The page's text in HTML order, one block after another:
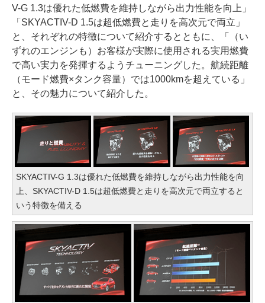
V-G 1.3は優れた低燃費を維持しながら出力性能を向上」
「SKYACTIV-D 1.5は超低燃費と走りを高次元で両立」
と、それぞれの特徴について紹介するとともに、「（い
ずれのエンジンも）お客様が実際に使用される実用燃費
で高い実力を発揮するようチューニングした。航続距離
（モード燃費×タンク容量）では1000kmを超えている」
と、その魅力について紹介した。
SKYACTIV-G 1.3は優れた低燃費を維持しながら出力性能を向
上、SKYACTIV-D 1.5は超低燃費と走りを高次元で両立すると
いう特徴を備える